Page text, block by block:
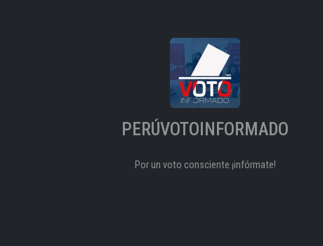
PERÚVOTOINFORMADO
Por un voto consciente ¡infórmate!